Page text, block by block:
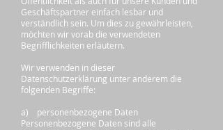
Geschäftspartner einfach lesbar und
verständlich sein. Um dies zu gewährleisten,
möchten wir vorab die verwendeten
Begrifflichkeiten erläutern.
Wir verwenden in dieser
Datenschutzerklärung unter anderem die
folgenden Begriffe:
a) personenbezogene Daten
Personenbezogene Daten sind alle